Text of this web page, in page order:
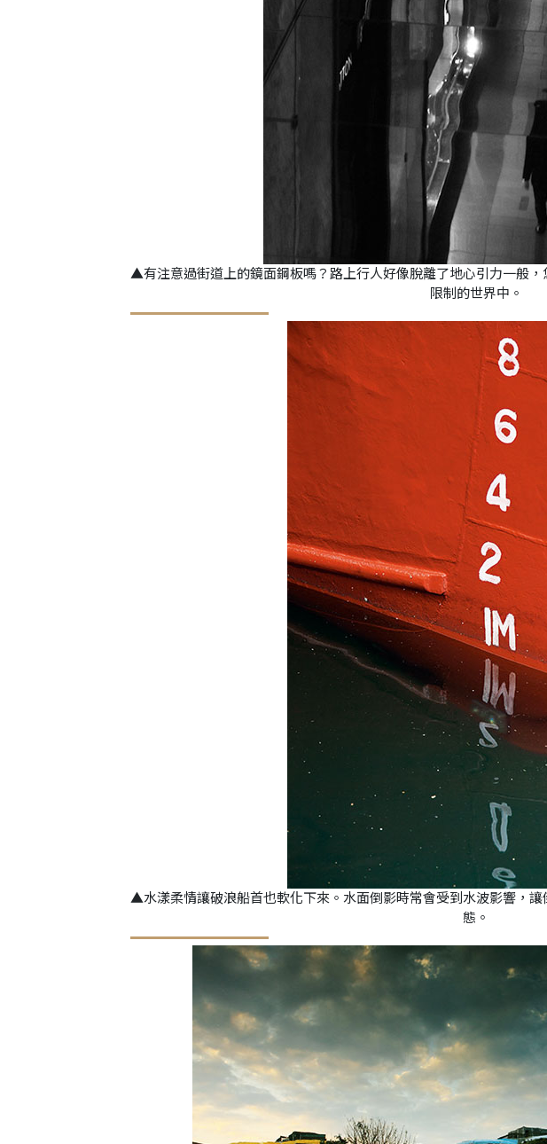
▲有注意過街道上的鏡面鋼板嗎？路上行人好像脫離了地心引力一般
限制的世界中。
▲水漾柔情讓破浪船首也軟化下來。水面倒影時常會受到水波影響，
態。